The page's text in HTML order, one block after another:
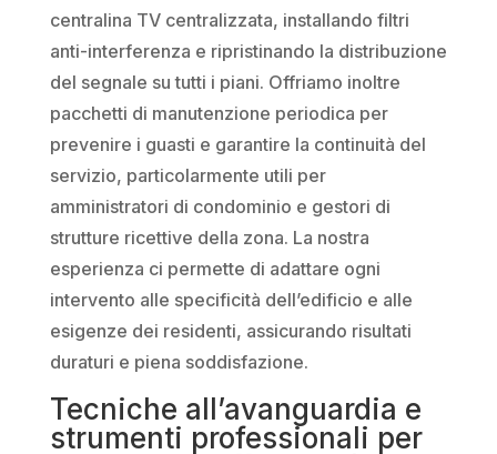
centralina TV centralizzata, installando filtri
anti-interferenza e ripristinando la distribuzione
del segnale su tutti i piani. Offriamo inoltre
pacchetti di manutenzione periodica per
prevenire i guasti e garantire la continuità del
servizio, particolarmente utili per
amministratori di condominio e gestori di
strutture ricettive della zona. La nostra
esperienza ci permette di adattare ogni
intervento alle specificità dell’edificio e alle
esigenze dei residenti, assicurando risultati
duraturi e piena soddisfazione.
Tecniche all’avanguardia e
strumenti professionali per